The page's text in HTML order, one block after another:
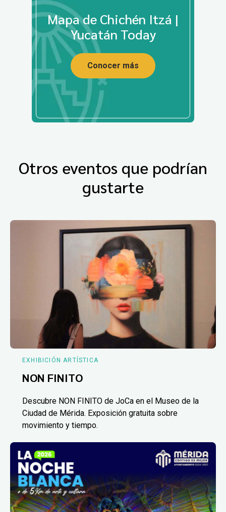
Mapa de Chichén Itzá |
Yucatán Today
Conocer más
Otros eventos que podrían
gustarte
EXHIBICIÓN ARTÍSTICA
NON FINITO
Descubre NON FINITO de JoCa en el Museo de la
Ciudad de Mérida. Exposición gratuita sobre
movimiento y tiempo.